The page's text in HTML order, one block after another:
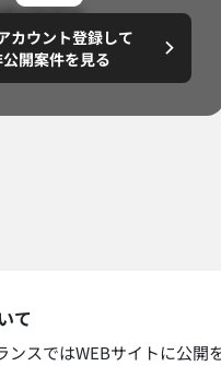
地勤務地
円/月
カウント登録して
開案件を見る
て
スではWEBサイトに公開